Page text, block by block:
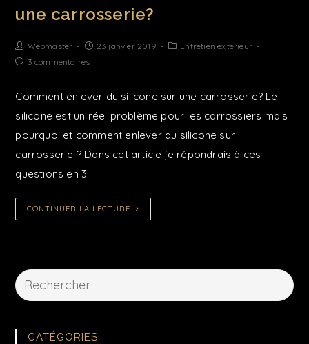
une carrosserie?
Webmaster 23 janvier 2019
Entretien extérieur
3 commentaires
Comment enlever du silicone sur une carrosserie? Le
silicone est un réel problème pour les carrossiers mais
pourquoi et comment enlever du silicone sur
carrosserie ? Dans cet article je répondrais à ces
questions en 3…
CONTINUER LA LECTURE
CATÉGORIES